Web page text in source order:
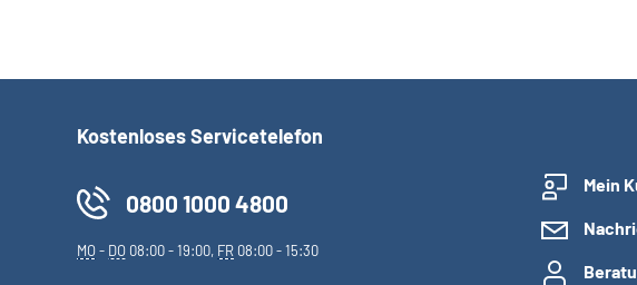
Kostenloses Servicetelefon
0800 1000 4800
MO- DO 08:00 - 19:00, FR 08:00 - 15:30
Mein